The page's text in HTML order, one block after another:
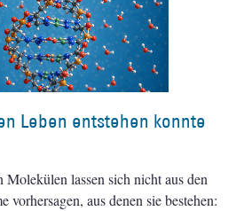
Leben entstehen konnte
lassen sich nicht aus den
vorhersagen, aus denen sie bestehen: